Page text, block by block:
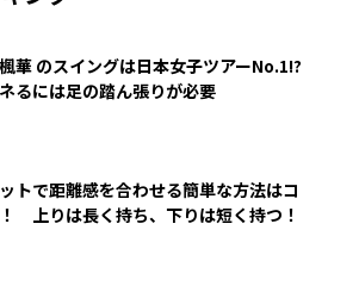
華 のスイングは日本女子ツアーNo.1!?
るには足の踏ん張りが必要
トで距離感を合わせる簡単な方法はコ
上りは長く持ち、下りは短く持つ！